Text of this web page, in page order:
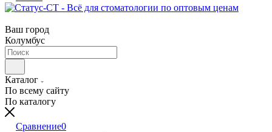
Ваш город
Колумбус
Каталог
По всему сайту
По каталогу
Сравнение0